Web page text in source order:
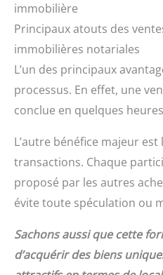
immobilière
Principaux atouts des
immobilières notariales
L’un des principaux
processus. En effet, une
conclue en quelques
L’autre bénéfice majeur
transactions. Chaque
proposé par les autres
évite toute spéculation ou
Sachons aussi que cette
d’acquérir des biens